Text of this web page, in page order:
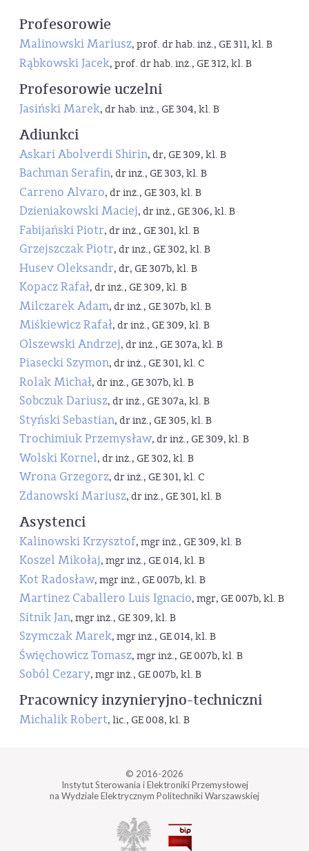
Profesorowie
Malinowski Mariusz, prof. dr hab. inż., GE 311, kl. B
Rąbkowski Jacek, prof. dr hab. inż., GE 312, kl. B
Profesorowie uczelni
Jasiński Marek, dr hab. inż., GE 304, kl. B
Adiunkci
Askari Abolverdi Shirin, dr, GE 309, kl. B
Bachman Serafin, dr inż., GE 303, kl. B
Carreno Alvaro, dr inż., GE 303, kl. B
Dzieniakowski Maciej, dr inż., GE 306, kl. B
Fabijański Piotr, dr inż., GE 301, kl. B
Grzejszczak Piotr, dr inż., GE 302, kl. B
Husev Oleksandr, dr, GE 307b, kl. B
Kopacz Rafał, dr inż., GE 309, kl. B
Milczarek Adam, dr inż., GE 307b, kl. B
Miśkiewicz Rafał, dr inż., GE 309, kl. B
Olszewski Andrzej, dr inż., GE 307a, kl. B
Piasecki Szymon, dr inż., GE 301, kl. C
Rolak Michał, dr inż., GE 307b, kl. B
Sobczuk Dariusz, dr inż., GE 307a, kl. B
Styński Sebastian, dr inż., GE 305, kl. B
Trochimiuk Przemysław, dr inż., GE 309, kl. B
Wolski Kornel, dr inż., GE 302, kl. B
Wrona Grzegorz, dr inż., GE 301, kl. C
Zdanowski Mariusz, dr inż., GE 301, kl. B
Asystenci
Kalinowski Krzysztof, mgr inż., GE 309, kl. B
Koszel Mikołaj, mgr inż., GE 014, kl. B
Kot Radosław, mgr inż., GE 007b, kl. B
Martinez Caballero Luis Ignacio, mgr, GE 007b, kl. B
Sitnik Jan, mgr inż., GE 309, kl. B
Szymczak Marek, mgr inż., GE 014, kl. B
Święchowicz Tomasz, mgr inż., GE 007b, kl. B
Soból Cezary, mgr inż., GE 007b, kl. B
Pracownicy inzynieryjno-techniczni
Michalik Robert, lic., GE 008, kl. B
© 2016-2026
Instytut Sterowania i Elektroniki Przemysłowej
na Wydziale Elektrycznym Politechniki Warszawskiej